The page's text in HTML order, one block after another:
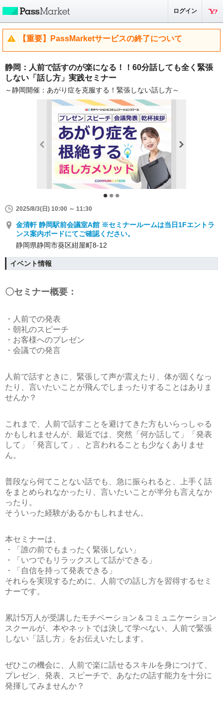
ログイン
【重要】PassMarketサービスの終了について
静岡：人前で話すのが楽になる！！60分話しても全く緊張
しない「話し方」実践セミナー
～静岡開催：あがり症を克服する！緊張しない話し方～
2025/8/3(日) 10:00 ～ 11:30
金清軒 静岡駅前会議室A館 ※セミナールームは当日1Fエントラ
ンス案内ボードにてご確認ください。
静岡県静岡市葵区紺屋町8-12
イベント情報
〇セミナー概要：
・人前での発表
・朝礼のスピーチ
・お客様へのプレゼン
・会議での発言
人前で話すときに、緊張して声が震えたり、体が固くなっ
たり、言いたいことが飛んでしまったりすることはありま
せんか？
これまで、人前で話すことを避けてきた方もいらっしゃる
かもしれませんが、最近では、突然「何か話して」「発表
して」「発言して」、と言われることも少なくありませ
ん。
普段なら何てことない話でも、急に振られると、上手く話
をまとめられなかったり、言いたいことが半分も言えなか
ったり。
そういった経験があるかもしれません。
本セミナーは、
・「誰の前でもまったく緊張しない」
・「いつでもリラックスして話ができる」
・「自信を持って発表できる」
それらを実現するために、人前での話し方を習得するセミ
ナーです。
累計5万人が受講したモチベーション＆コミュニケーション
スクールが、本やネットでは決して学べない、人前で緊張
しない「話し方」をお伝えいたします。
ぜひこの機会に、人前で楽に話せるスキルを身につけて、
プレゼン、発表、スピーチで、あなたの話す能力を十分に
発揮してみませんか？